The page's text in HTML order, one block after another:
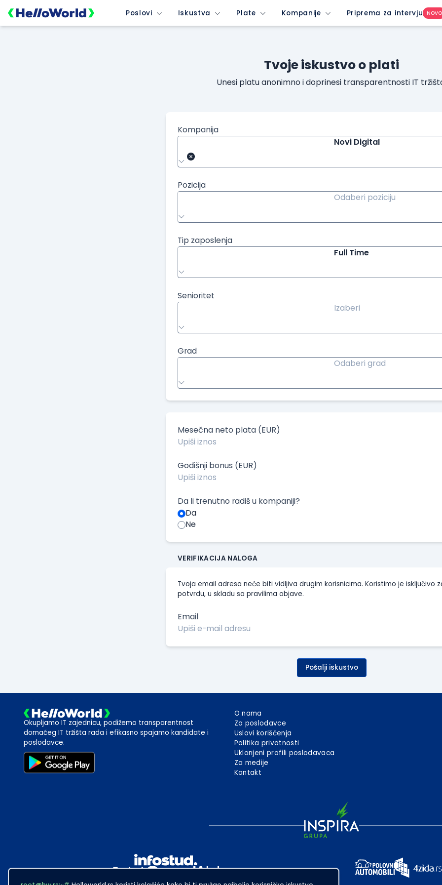
Poslovi Iskustva Plate Kompanije Priprema za intervju NOVO
Tvoje iskustvo o plati
Unesi platu anonimno i doprinesi transparentnosti IT
Kompanija
Novi Digital
Pozicija
Odaberi poziciju
Tip zaposlenja
Full Time
Senioritet
Izaberi
Grad
Odaberi grad
Mesečna neto plata (EUR)
Godišnji bonus (EUR)
Da li trenutno radiš u kompaniji?
Da
Ne
VERIFIKACIJA NALOGA
Tvoja email adresa neće biti vidljiva drugim korisnicima. Koristimo je isključivo
potvrdu, u skladu sa pravilima objave.
Email
Pošalji iskustvo
Okupljamo IT zajednicu, podižemo transparentnost
domaćeg IT tržišta rada i efikasno spajamo kandidate i
poslodavce.
O nama
Za poslodavce
Uslovi korišćenja
Politika privatnosti
Uklonjeni profili poslodavaca
Za medije
Kontakt